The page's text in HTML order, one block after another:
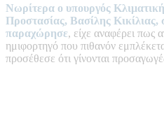
Νωρίτερα ο υπουργός
Προστασίας, Βασίλης Κικίλιας,
παραχώρησε, είχε αναφέρει πως
ημιφορτηγό που πιθανόν
προσέθεσε ότι γίνονται